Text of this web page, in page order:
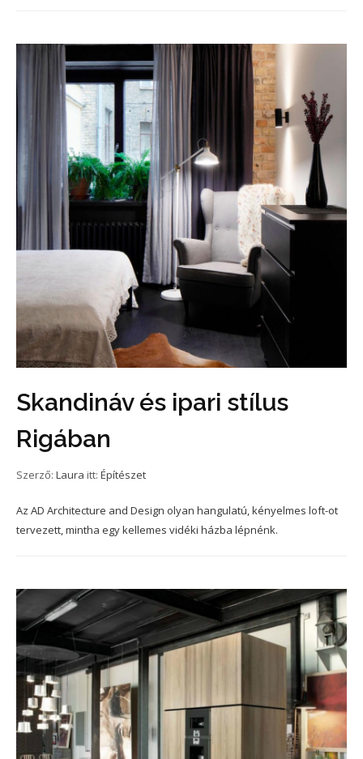
Skandináv és ipari stílus
Rigában
Szerző: Laura itt: Építészet
Az AD Architecture and Design olyan hangulatú, kényelmes loft-ot
tervezett, mintha egy kellemes vidéki házba lépnénk.